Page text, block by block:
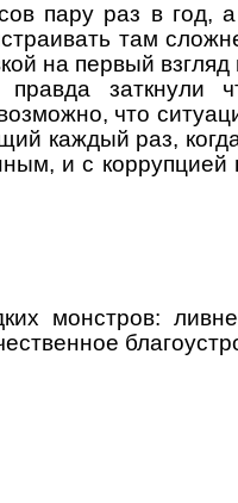
пару раз в год,
там
на первый взгляд
заткнули
что
каждый раз,
и с коррупцией
монстров: